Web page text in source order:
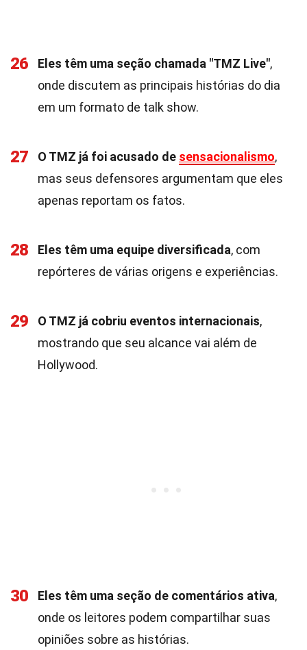
26 Eles têm uma seção chamada "TMZ Live",
onde discutem as principais histórias do dia
em um formato de talk show.
27 O TMZ já foi acusado de sensacionalismo,
mas seus defensores argumentam que eles
apenas reportam os fatos.
28 Eles têm uma equipe diversificada, com
repórteres de várias origens e experiências.
29 O TMZ já cobriu eventos internacionais,
mostrando que seu alcance vai além de
Hollywood.
30 Eles têm uma seção de comentários ativa,
onde os leitores podem compartilhar suas
opiniões sobre as histórias.